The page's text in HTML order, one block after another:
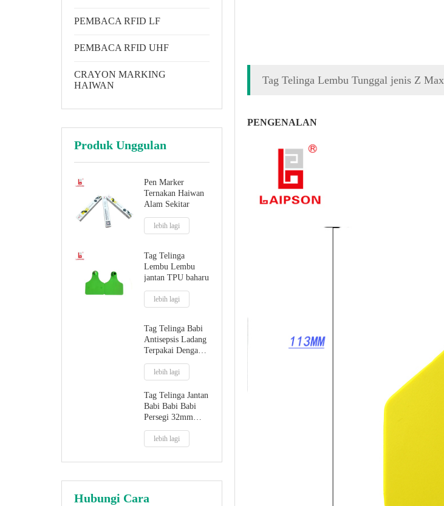
PEMBACA RFID LF
PEMBACA RFID UHF
CRAYON MARKING
HAIWAN
Produk Unggulan
Pen Marker
Ternakan Haiwan
Alam Sekitar
lebih lagi
Tag Telinga
Lembu Lembu
jantan TPU baharu
lebih lagi
Tag Telinga Babi
Antisepsis Ladang
Terpakai Dengan
Petua Plastik
lebih lagi
Tag Telinga Jantan
Babi Babi Babi
Persegi 32mm
Dengan Hujung
Logam
lebih lagi
Hubungi Cara
Tag Telinga Lembu Tunggal jenis Z Max
PENGENALAN